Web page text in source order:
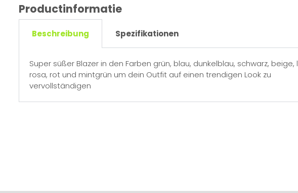
Productinformatie
Beschreibung Spezifikationen
Super süßer Blazer in den Farben grün, blau, dunkelblau, schwarz, beige,
rosa, rot und mintgrün um dein Outfit auf einen trendigen Look zu
vervollständigen